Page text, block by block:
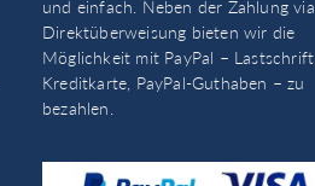
und einfach. Neben der Zahlung via
Direktüberweisung bieten wir die
Möglichkeit mit PayPal – Lastschrift,
Kreditkarte, PayPal-Guthaben – zu
bezahlen.